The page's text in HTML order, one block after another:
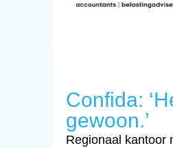
Confida:
gewoon.’
Regionaal kantoor